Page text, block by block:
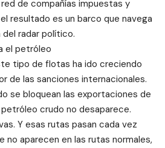
de compañías impuestas y
resultado es un barco que navega
radar político.
el petróleo
tipo de flotas ha ido creciendo
de las sanciones internacionales.
se bloquean las exportaciones de
crudo no desaparece.
Y esas rutas pasan cada vez
no aparecen en las rutas normales,